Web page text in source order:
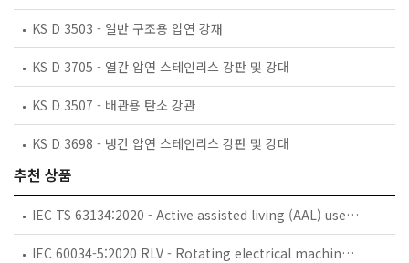
KS D 3503 - 일반 구조용 압연 강재
KS D 3705 - 열간 압연 스테인리스 강판 및 강대
KS D 3507 - 배관용 탄소 강관
KS D 3698 - 냉간 압연 스테인리스 강판 및 강대
추천 상품
IEC TS 63134:2020 - Active assisted living (AAL) use cases
IEC 60034-5:2020 RLV - Rotating electrical machines - Part 5: Degrees of protection provided by the integral design of rotating electrical machines (IP code) - Classification